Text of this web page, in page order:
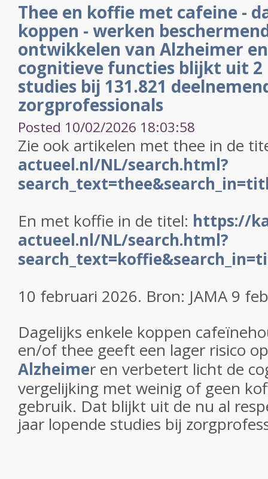
Thee en koffie met cafeine -
koppen - werken
ontwikkelen van Alzheimer
cognitieve functies blijkt uit 2
studies bij 131.821
zorgprofessionals
Posted 10/02/2026 18:03:58
Zie ook artikelen met thee in de
actueel.nl/NL/search.html?
En met koffie in de titel: https://
actueel.nl/NL/search.html?
10 februari 2026. Bron: JAMA 9
Dagelijks enkele koppen
en/of thee geeft een lager risico
Alzheimer en verbetert licht de
vergelijking met weinig of geen
gebruik. Dat blijkt uit de nu al
jaar lopende studies bij